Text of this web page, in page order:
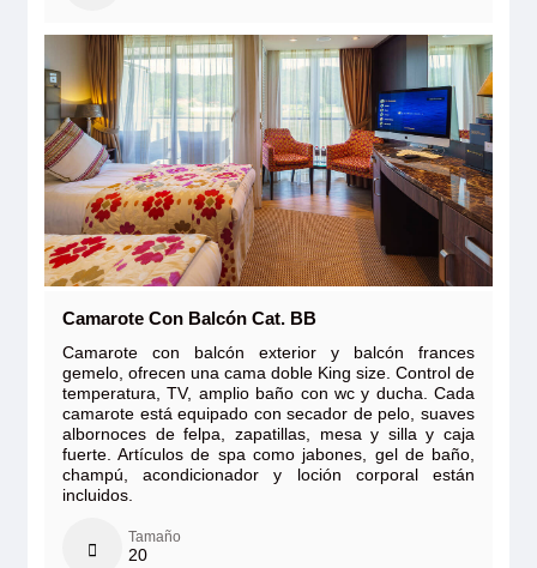
Camarote Con Balcón Cat. BB
Camarote con balcón exterior y balcón frances
gemelo, ofrecen una cama doble King size. Control de
temperatura, TV, amplio baño con wc y ducha. Cada
camarote está equipado con secador de pelo, suaves
albornoces de felpa, zapatillas, mesa y silla y caja
fuerte. Artículos de spa como jabones, gel de baño,
champú, acondicionador y loción corporal están
incluidos.
Tamaño
20